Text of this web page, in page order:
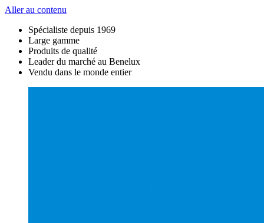
Aller au contenu
Spécialiste depuis 1969
Large gamme
Produits de qualité
Leader du marché au Benelux
Vendu dans le monde entier